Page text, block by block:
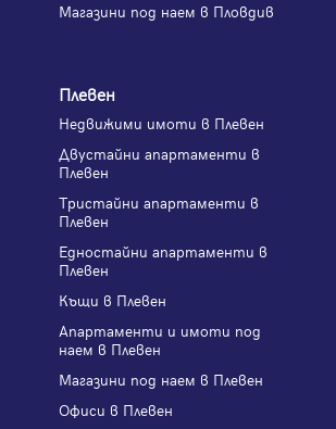
Магазини под наем в Пловдив
Плевен
Недвижими имоти в Плевен
Двустайни апартаменти в
Плевен
Тристайни апартаменти в
Плевен
Едностайни апартаменти в
Плевен
Къщи в Плевен
Апартаменти и имоти под
наем в Плевен
Магазини под наем в Плевен
Офиси в Плевен